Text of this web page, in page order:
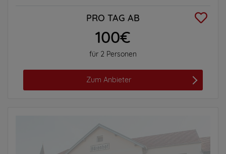
PRO TAG AB
100€
für 2 Personen
Zum Anbieter